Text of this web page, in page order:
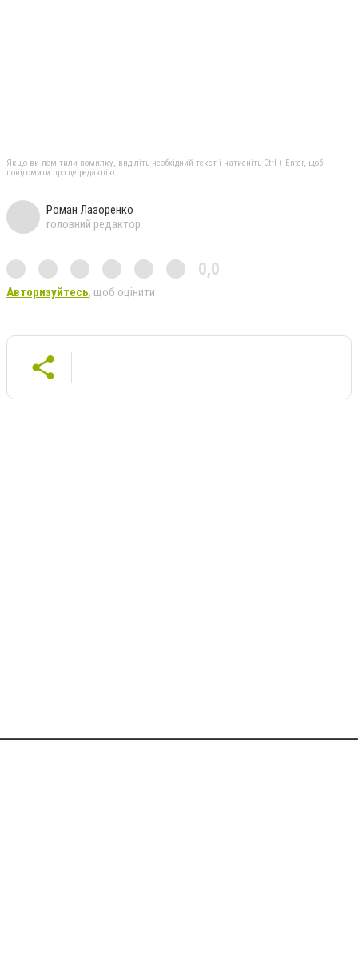
Якщо ви помітили помилку, виділіть необхідний текст і натисніть Ctrl + Enter, щоб
повідомити про це редакцію
Роман Лазоренко
головний редактор
0,0
Авторизуйтесь, щоб оцінити